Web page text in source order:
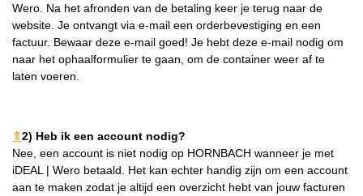
Wero. Na het afronden van de betaling keer je terug naar de
website. Je ontvangt via e-mail een orderbevestiging en een
factuur. Bewaar deze e-mail goed! Je hebt deze e-mail nodig om
naar het ophaalformulier te gaan, om de container weer af te
laten voeren.
⇑2) Heb ik een account nodig?
Nee, een account is niet nodig op HORNBACH wanneer je met
iDEAL | Wero betaald. Het kan echter handig zijn om een account
aan te maken zodat je altijd een overzicht hebt van jouw facturen